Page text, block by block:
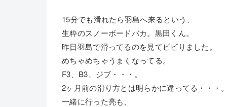
15分でも滑れたら羽島へ来るという、
生粋のスノーボードバカ。黒田くん。
昨日羽島で滑ってるのを見てビビりました。
めちゃめちゃうまくなってる。
F3、B3、ジブ・・・。
2ヶ月前の滑り方とは明らかに違ってる・・・
一緒に行った亮も、